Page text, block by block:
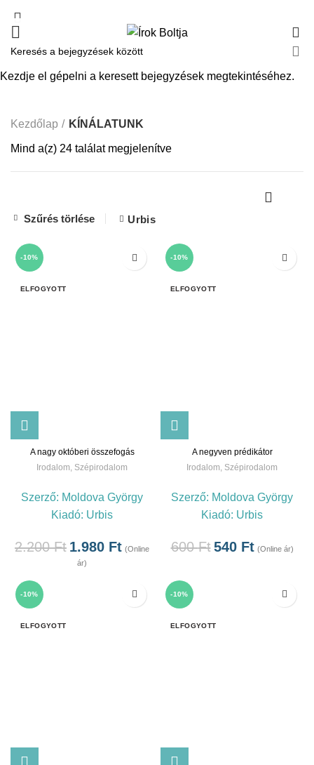
KÍNÁLATUNK
Kezdőlap KÍNÁLATUNK
Mind a(z) 24 találat megjelenítve
Szűrés törlése Urbis
-10%
ELFOGYOTT
A nagy októberi összefogás
Irodalom Szépirodalom
Szerző: Moldova György
Kiadó: Urbis
2.200Ft 1.980 Ft (Online
ár)
-10%
ELFOGYOTT
A negyven prédikátor
Irodalom Szépirodalom
Szerző: Moldova György
Kiadó: Urbis
600Ft 540 Ft (Online ár)
-10%
ELFOGYOTT
-10%
ELFOGYOTT
Kezdje el gépelni a keresett bejegyzések megtekintéséhez.